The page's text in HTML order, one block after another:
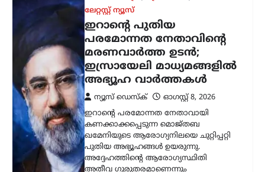
ലോക അണ്ടർ-20
അത്‌ലറ്റിക്സ്: ഹൈജമ്പ്
ഫൈനലിൽ പ്രവേശിച്ച്
പൂജ
ന്യൂസ് ഡെസ്ക്
ഓഗസ്റ്റ്‌ 8, 2026
ഒറിഗോണിൽ നടക്കുന്ന ലോക
അത്‌ലറ്റിക്സ് അണ്ടർ-20 ചാമ്പ്യൻഷിപ്പിൽ
ഇന്ത്യയ്ക്ക് മികച്ച തുടക്കം. വനിതാ
ഹൈജമ്പിൽ ദേശീയ റെക്കോർഡ്
ഉടമയായ പൂജ ഫൈനലിലേക്ക് യോഗ്യത
നേടി. 1.79 മീറ്റർ…
കേരളം ട്രെൻഡിംഗ് തിരുവനന്തപുരം